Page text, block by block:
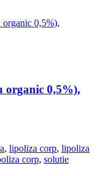
organic 0,5%),
, lipoliza corp, lipoliza
corp, solutie